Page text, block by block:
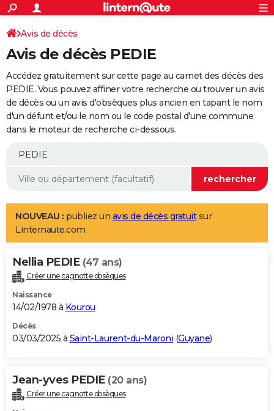
ACTUALITÉS
Politique
Société
Faits Divers
Education
Monde
Villes
+
SPORT
Coupe du monde 2026
Football
Tennis
Cyclisme
Rugby
Forum
Programme TV
TNT
Streaming
Cinéma
Sorties cinéma
Musique
+
FINANCE
Retraite
Impôts
Epargne
Immobilier
Risques naturels par ville
Banque
Assurance
Crédit
AUTO
Essais
Réserver un essai
Citadines
Berlines
SUV
Forum auto
+
Mobiles
Meilleur smartphone
Internet
Ordinateurs
Jeux vidéo
Guide high-tech
Aménagement intérieur
LIFESTYLE
Art de vivre
Bien-être
Loisirs
Mode
Modes de vie
Alimentation
Guide de la santé
Maladies
Médicaments
Sommeil
VOYAGE
Destinations
City break
Voyage nature
Voyage de noces
Forum
Climat
+PHOTO
GUIDES D'ACHAT
BONS PLANS
Carte de Noël
Carte Bonne année
Carte Saint-Valentin
Carte Pâques
Carte d'anniversaire
DICTIONNAIRE
Dictionnaire
Biographies
Citations
Expressions
Proverbes
Avis de décès
Avis de décès PEDIE
Accédez gratuitement sur cette page au carnet des décès des
PEDIE. Vous pouvez affiner votre recherche ou trouver un avis
de décès ou un avis d'obsèques plus ancien en tapant le nom
d'un défunt et/ou le nom ou le code postal d'une commune
dans le moteur de recherche ci-dessous.
NOUVEAU : publiez un avis de décès gratuitsur
Linternaute.com
Nellia PEDIE (47 ans)
Créer une cagnotte obsèques
Naissance
14/02/1978 à Kourou
Décès
03/03/2025 à Saint-Laurent-du-Maroni (Guyane)
Jean-yves PEDIE (20 ans)
Créer une cagnotte obsèques